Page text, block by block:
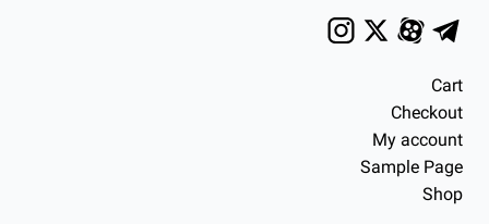
Cart
Checkout
My account
Sample Page
Shop